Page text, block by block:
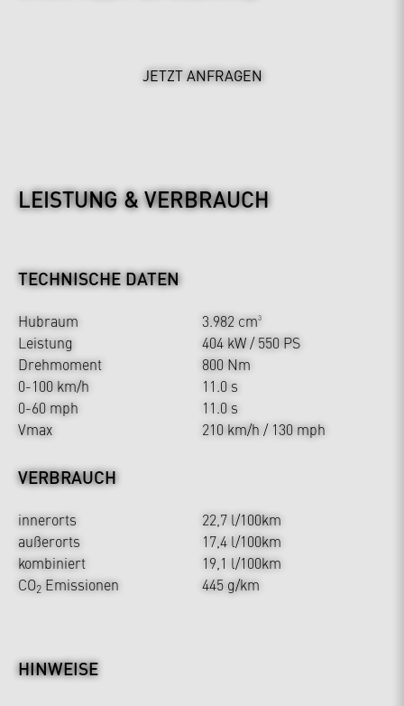
JETZT ANFRAGEN
LEISTUNG & VERBRAUCH
TECHNISCHE DATEN
Hubraum 3.982 cm3
Leistung
404 kW / 550 PS
Drehmoment
800 Nm
0-100 km/h
11.0 s
0-60 mph
11.0 s
Vmax
210 km/h / 130 mph
VERBRAUCH
innerorts
22,7 l/100km
außerorts
17,4 l/100km
kombiniert
19,1 l/100km
CO2 Emissionen 445 g/km
HINWEISE